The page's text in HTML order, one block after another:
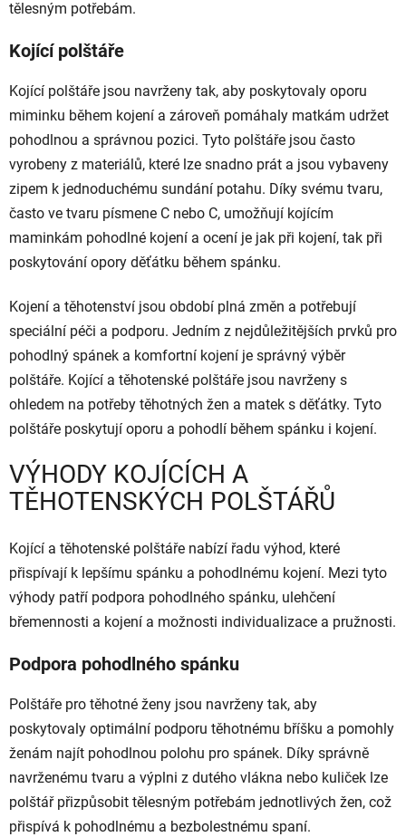
tělesným potřebám.
Kojící polštáře
Kojící polštáře jsou navrženy tak, aby poskytovaly oporu
miminku během kojení a zároveň pomáhaly matkám udržet
pohodlnou a správnou pozici. Tyto polštáře jsou často
vyrobeny z materiálů, které lze snadno prát a jsou vybaveny
zipem k jednoduchému sundání potahu. Díky svému tvaru,
často ve tvaru písmene C nebo C, umožňují kojícím
maminkám pohodlné kojení a ocení je jak při kojení, tak při
poskytování opory děťátku během spánku.
Kojení a těhotenství jsou období plná změn a potřebují
speciální péči a podporu. Jedním z nejdůležitějších prvků pro
pohodlný spánek a komfortní kojení je správný výběr
polštáře. Kojící a těhotenské polštáře jsou navrženy s
ohledem na potřeby těhotných žen a matek s děťátky. Tyto
polštáře poskytují oporu a pohodlí během spánku i kojení.
VÝHODY KOJÍCÍCH A
TĚHOTENSKÝCH POLŠTÁŘŮ
Kojící a těhotenské polštáře nabízí řadu výhod, které
přispívají k lepšímu spánku a pohodlnému kojení. Mezi tyto
výhody patří podpora pohodlného spánku, ulehčení
břemennosti a kojení a možnosti individualizace a pružnosti.
Podpora pohodlného spánku
Polštáře pro těhotné ženy jsou navrženy tak, aby
poskytovaly optimální podporu těhotnému bříšku a pomohly
ženám najít pohodlnou polohu pro spánek. Díky správně
navrženému tvaru a výplni z dutého vlákna nebo kuliček lze
polštář přizpůsobit tělesným potřebám jednotlivých žen, což
přispívá k pohodlnému a bezbolestnému spaní.